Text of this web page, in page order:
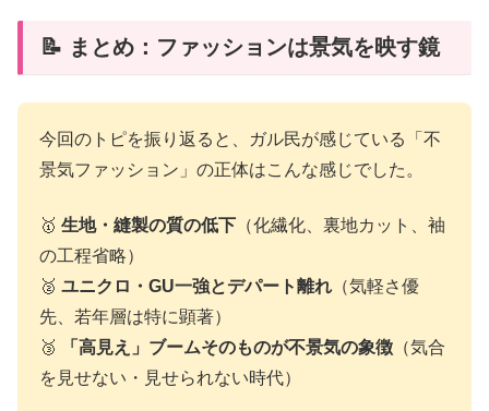
📝 まとめ：ファッションは景気を映す鏡
今回のトピを振り返ると、ガル民が感じている「不
景気ファッション」の正体はこんな感じでした。
🥇 生地・縫製の質の低下 （化繊化、裏地カット、袖
の工程省略）
🥈 ユニクロ・GU一強とデパート離れ （気軽さ優
先、若年層は特に顕著）
🥉
「高見え」ブームそのものが不景気の象徴 （気合
を見せない・見せられない時代）